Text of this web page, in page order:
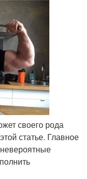
своего рода
статье. Главное